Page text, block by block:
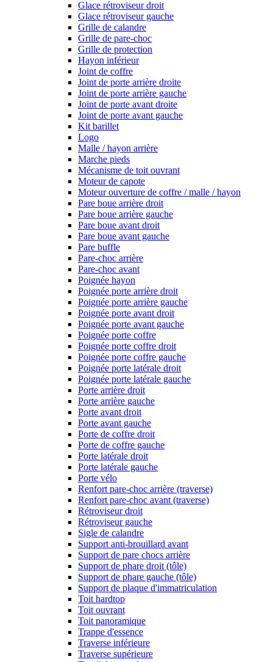
Glace rétroviseur droit
Glace rétroviseur gauche
Grille de calandre
Grille de pare-choc
Grille de protection
Hayon inférieur
Joint de coffre
Joint de porte arrière droite
Joint de porte arrière gauche
Joint de porte avant droite
Joint de porte avant gauche
Kit barillet
Logo
Malle / hayon arrière
Marche pieds
Mécanisme de toit ouvrant
Moteur de capote
Moteur ouverture de coffre / malle / hayon
Pare boue arrière droit
Pare boue arrière gauche
Pare boue avant droit
Pare boue avant gauche
Pare buffle
Pare-choc arrière
Pare-choc avant
Poignée hayon
Poignée porte arrière droit
Poignée porte arrière gauche
Poignée porte avant droit
Poignée porte avant gauche
Poignée porte coffre
Poignée porte coffre droit
Poignée porte coffre gauche
Poignée porte latérale droit
Poignée porte latérale gauche
Porte arrière droit
Porte arrière gauche
Porte avant droit
Porte avant gauche
Porte de coffre droit
Porte de coffre gauche
Porte latérale droit
Porte latérale gauche
Porte vélo
Renfort pare-choc arrière (traverse)
Renfort pare-choc avant (traverse)
Rétroviseur droit
Rétroviseur gauche
Sigle de calandre
Support anti-brouillard avant
Support de pare chocs arrière
Support de phare droit (tôle)
Support de phare gauche (tôle)
Support de plaque d'immatriculation
Toit hardtop
Toit ouvrant
Toit panoramique
Trappe d'essence
Traverse inférieure
Traverse supérieure